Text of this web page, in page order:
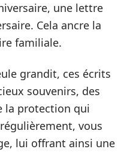
une lettre
Cela ancre la
familiale.
grandit, ces écrits
souvenirs, des
la protection qui
vous
lui offrant ainsi une